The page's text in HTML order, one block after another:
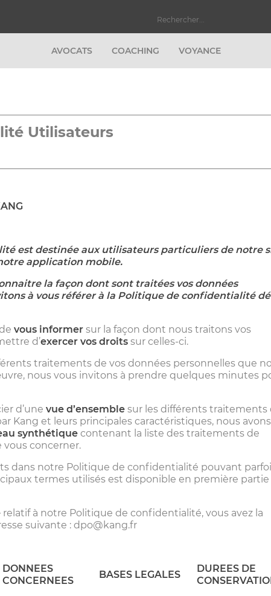
AVOCATS COACHING VOYANCE
est destinée aux utilisateurs particuliers de notre
application mobile.
la façon dont sont traitées vos données
à vous référer à la Politique de confidentialité
vous informer sur la façon dont nous traitons vos
d’exercer vos droits sur celles-ci.
traitements de vos données personnelles que
nous vous invitons à prendre quelques minutes
d’une vue d’ensemble sur les différents traitements
Kang et leurs principales caractéristiques, nous
synthétique contenant la liste des traitements de
concerner.
dans notre Politique de confidentialité pouvant
termes utilisés est disponible en première partie
relatif à notre Politique de confidentialité, vous avez la
suivante : dpo@kang.fr
DONNEES
CONCERNEES
BASES LEGALES
DUREES DE